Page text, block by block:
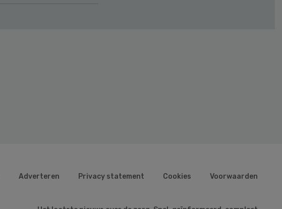
Adverteren Privacy statement Cookies Voorwaarden